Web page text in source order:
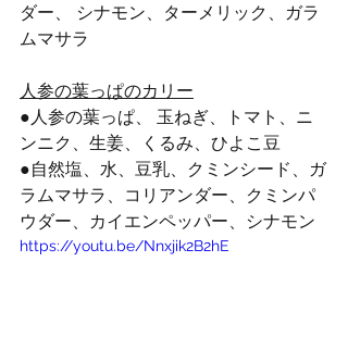
ダー、 シナモン、ターメリック、ガラ
ムマサラ
人参の葉っぱのカリー
●人参の葉っぱ、 玉ねぎ、トマト、ニ
ンニク、生姜、くるみ、ひよこ豆
●自然塩、水、豆乳、クミンシード、ガ
ラムマサラ、コリアンダー、クミンパ
ウダー、カイエンペッパー、シナモン
https://youtu.be/Nnxjik2B2hE